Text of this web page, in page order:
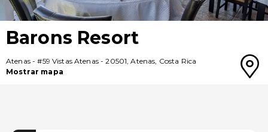
Barons Resort
Atenas-#59 Vistas Atenas-20501,Atenas, Costa Rica
Mostrar mapa